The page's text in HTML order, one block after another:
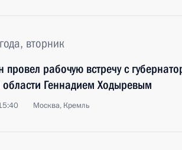
вторник
провел рабочую встречу с
Геннадием Ходыревым
Москва, Кремль